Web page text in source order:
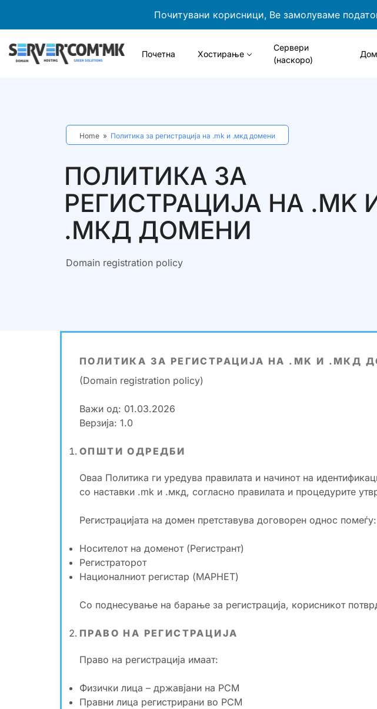
Почитувани корисници, Ве замолуваме
Почетна Хостирање
Сервери
(наскоро)
Home » Политика за регистрација на .mk и .мкд домени
ПОЛИТИКА ЗА
РЕГИСТРАЦИЈА НА .MK
.МКД ДОМЕНИ
Domain registration policy
ПОЛИТИКА ЗА РЕГИСТРАЦИЈА НА .MK И .МКД
(Domain registration policy)
Важи од: 01.03.2026
Верзија: 1.0
ОПШТИ ОДРЕДБИ
Оваа Политика ги уредува правилата и начинот на
со наставки .mk и .мкд, согласно правилата и процедурите
Регистрацијата на домен претставува договорен однос помеѓу:
Носителот на доменот (Регистрант)
Регистраторот
Националниот регистар (МАРНЕТ)
Со поднесување на барање за регистрација, корисникот
ПРАВО НА РЕГИСТРАЦИЈА
Право на регистрација имаат:
Физички лица – државјани на РСМ
Правни лица регистрирани во РСМ